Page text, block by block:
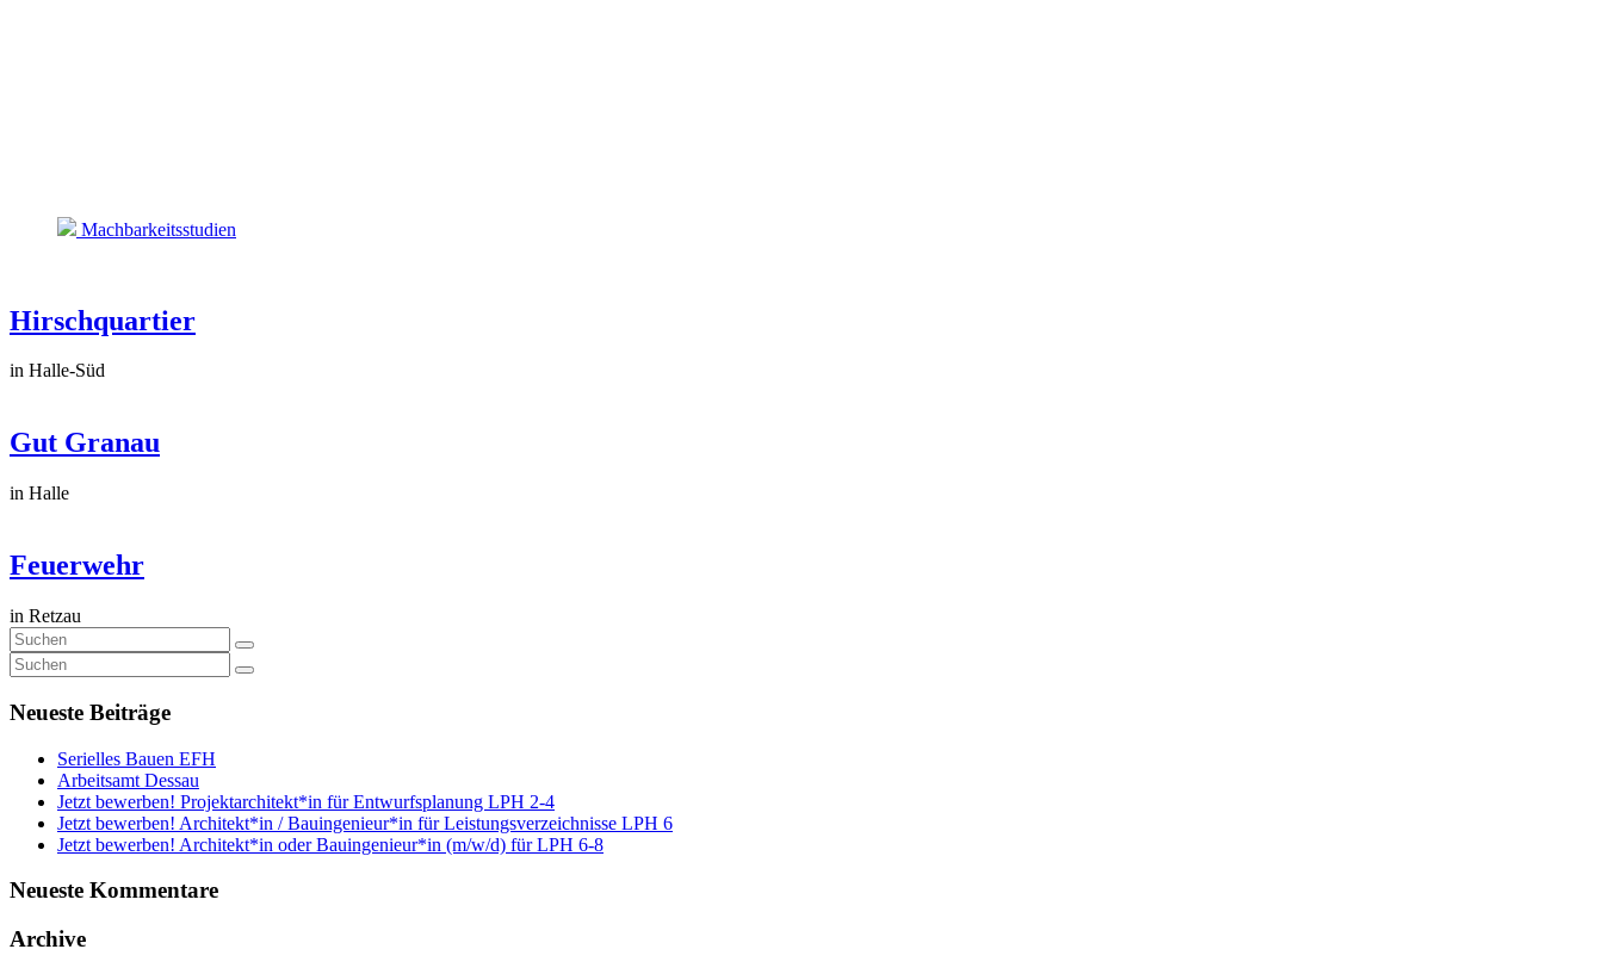
Machbarkeitsstudien
Hirschquartier
in Halle-Süd
Gut Granau
in Halle
Feuerwehr
in Retzau
Neueste Beiträge
Serielles Bauen EFH
Arbeitsamt Dessau
Jetzt bewerben! Projektarchitekt*in für Entwurfsplanung LPH 2-4
Jetzt bewerben! Architekt*in / Bauingenieur*in für Leistungsverzeichnisse LPH 6
Jetzt bewerben! Architekt*in oder Bauingenieur*in (m/w/d) für LPH 6-8
Neueste Kommentare
Archive